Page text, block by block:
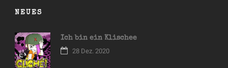
NEUES
Ich bin ein Klischee
28 Dez. 2020